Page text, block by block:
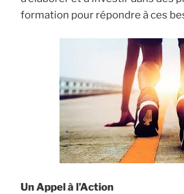
formation pour répondre à ces
Un Appel à l’Action